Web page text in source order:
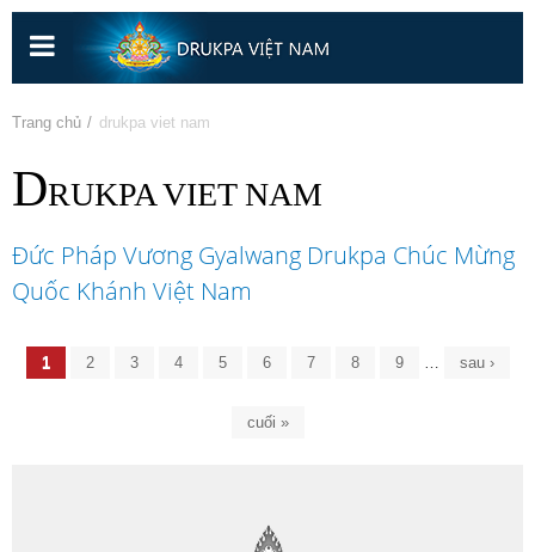
Nhảy
nội
dung
Trang chủ » drukpa viet nam
DRUKPA VIET NAM
Đức Pháp Vương Gyalwang Drukpa Chúc Mừng
Quốc Khánh Việt Nam
Trang
1 2 3 4 5 6 7 8 9 … sau ›
cuối »